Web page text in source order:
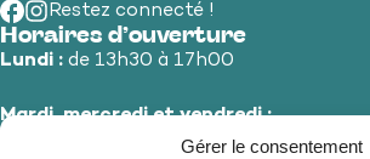
Gérer le consentement
Restez connecté !
Horaires d’ouverture
Lundi : de 13h30 à 17h00
Mardi, mercredi et vendredi :
de 8h30 à 12h00 et de 13h30 à 17h00